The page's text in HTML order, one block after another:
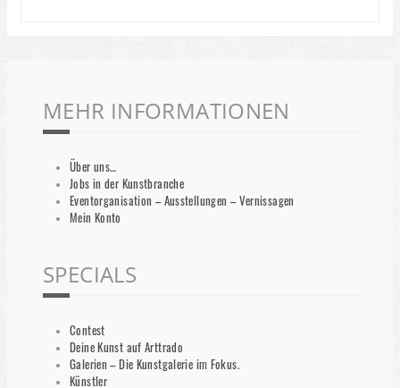
MEHR INFORMATIONEN
Über uns…
Jobs in der Kunstbranche
Eventorganisation – Ausstellungen – Vernissagen
Mein Konto
SPECIALS
Contest
Deine Kunst auf Arttrado
Galerien – Die Kunstgalerie im Fokus.
Künstler